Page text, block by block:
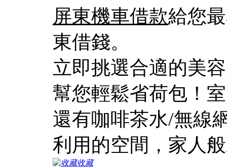
屏東機車借款給您
東借錢。
立即挑選合適的美
幫您輕鬆省荷包！
還有咖啡茶水/無線
利用的空間，家人
收藏